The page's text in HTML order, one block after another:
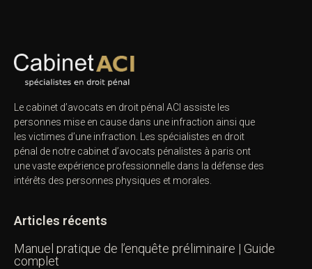
Le cabinet d’avocats en droit pénal ACI assiste les
personnes mise en cause dans une infraction ainsi que
les victimes d’une infraction. Les spécialistes en droit
pénal de notre cabinet d’avocats pénalistes à paris ont
une vaste expérience professionnelle dans la défense des
intérêts des personnes physiques et morales.
Articles récents
Manuel pratique de l’enquête préliminaire | Guide
complet